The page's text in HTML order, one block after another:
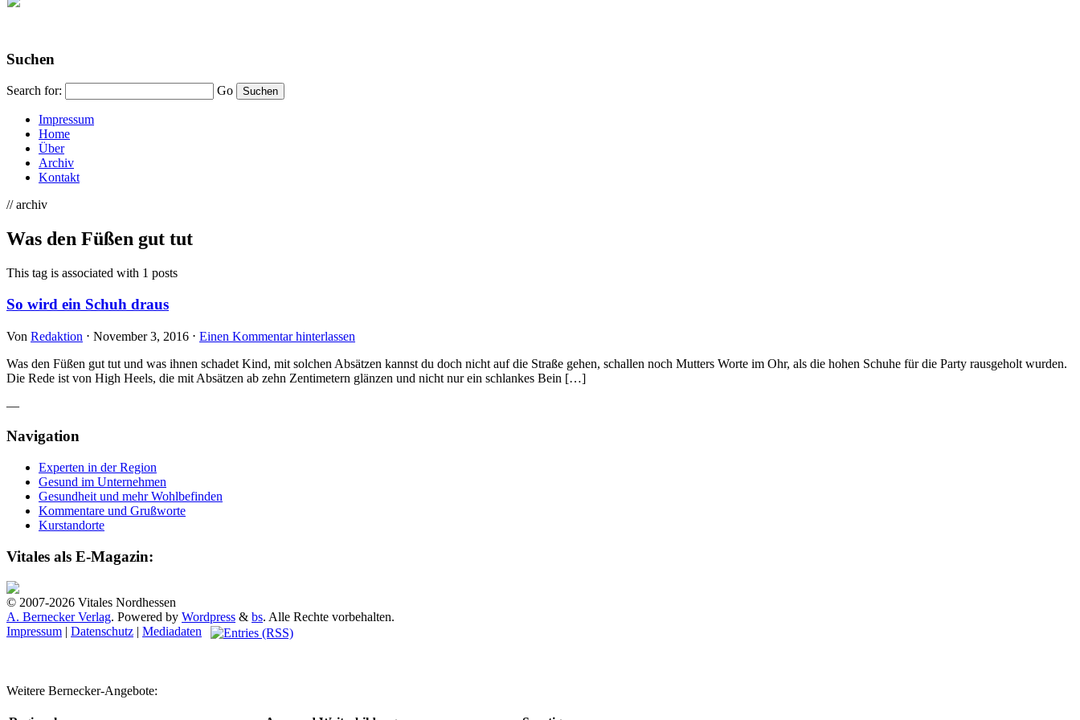
Suchen
Search for: Go
Impressum
Home
Über
Archiv
Kontakt
// archiv
Was den Füßen gut tut
This tag is associated with 1 posts
So wird ein Schuh draus
Von Redaktion ⋅ November 3, 2016 ⋅ Einen Kommentar hinterlassen
Was den Füßen gut tut und was ihnen schadet Kind, mit solchen Absätzen kannst du doch nicht auf die Straße gehen, schallen noch Mutters Worte im Ohr, als die hohen Schuhe für die Party rausgeholt wurden.
Die Rede ist von High Heels, die mit Absätzen ab zehn Zentimetern glänzen und nicht nur ein schlankes Bein […]
—
Navigation
Experten in der Region
Gesund im Unternehmen
Gesundheit und mehr Wohlbefinden
Kommentare und Grußworte
Kurstandorte
Vitales als E-Magazin:
© 2007-2026 Vitales Nordhessen
A. Bernecker Verlag. Powered by Wordpress & bs. Alle Rechte vorbehalten.
Impressum | Datenschutz | Mediadaten
Weitere Bernecker-Angebote: